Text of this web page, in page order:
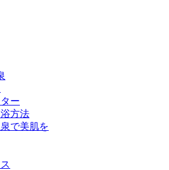
ー
方法
で美肌を